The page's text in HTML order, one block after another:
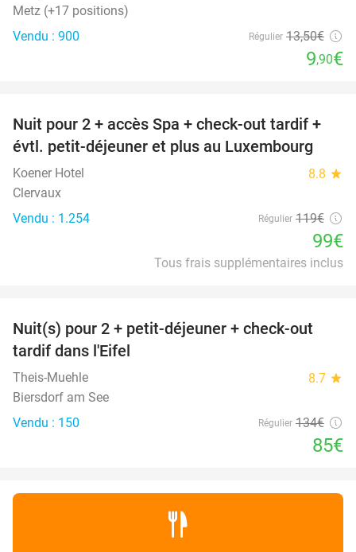
Metz (+17 positions)
Vendu : 900
Régulier 13,50€
9,90€
17%
Nuit pour 2 + accès Spa + check-out tardif +
évtl. petit-déjeuner et plus au Luxembourg
Koener Hotel 8.8 star
Clervaux
Vendu : 1.254
Régulier 119€
99€
Tous frais supplémentaires inclus
37%
Nuit(s) pour 2 + petit-déjeuner + check-out
tardif dans l'Eifel
Theis-Muehle 8.7 star
Biersdorf am See
Vendu : 150
Régulier 134€
85€